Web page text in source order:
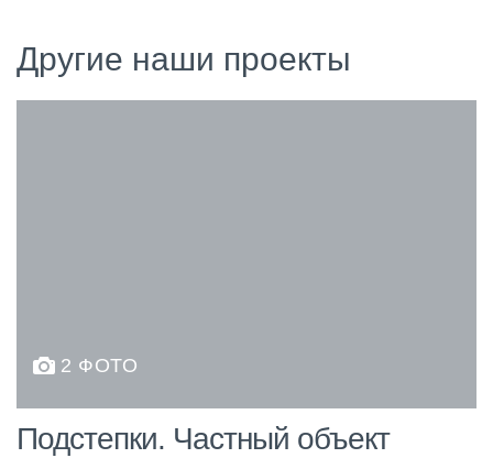
Другие наши проекты
2 ФОТО
Подстепки. Частный объект